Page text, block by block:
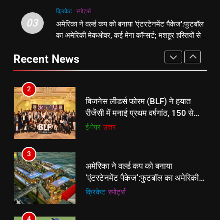
2
बिजनेस लीडर्स फोरम (BLF) ने हयात
रीजेंसी में मनाई प्रथम वर्षगांठ, 150 से
अधिक उद्योगपति एवं पेशेवर हुए शामिल
3
अमेरिका ने वर्ल्ड कप को बनाया
‘एंटरटेनमेंट पैकेज’:फुटबॉल का अमेरिकी
मेकओवर, कई मेगा कॉन्सर्ट; मशहूर हस्तियों
से प्रमोशन
क्रिकेट
4
भारतीय विमेंस टीम टी-20 वर्ल्ड कप का
वार्म-अप मैच हारी:इंग्लैंड ने 5 रन से हराया;
ऋचा घोष की फिफ्टी बेकार
क्रिकेट ‎स्पोर्ट्स
5
03
क्रिकेट ‎स्पोर्ट्स
अमेरिका ने वर्ल्ड कप को बनाया ‘एंटरटेनमेंट पैकेज’:फुटबॉल
का अमेरिकी मेकओवर, कई मेगा कॉन्सर्ट; मशहूर हस्तियों से
Recent News
वापसी
1
शेपिंग फ्यूचर के बैनर तले डॉक्टरों और
चार्टर्ड अकाउंटेंट्स के बीच रोमांचक
2
बिजनेस लीडर्स फोरम (BLF) ने हयात
रीजेंसी में मनाई प्रथम वर्षगांठ, 150 से
अधिक उद्योगपति एवं पेशेवर हुए शामिल
ई-पेपर उत्तर
3
अमेरिका ने वर्ल्ड कप को बनाया
‘एंटरटेनमेंट पैकेज’:फुटबॉल का अमेरिकी
मेकओवर, कई मेगा कॉन्सर्ट; मशहूर हस्तियों
क्रिकेट ‎स्पोर्ट्स